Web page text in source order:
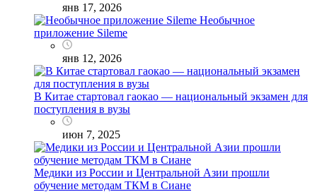
янв 17, 2026
Необычное
приложение Sileme
янв 12, 2026
В Китае стартовал гаокао — национальный экзамен для
поступления в вузы
июн 7, 2025
Медики из России и Центральной Азии прошли
обучение методам ТКМ в Сиане